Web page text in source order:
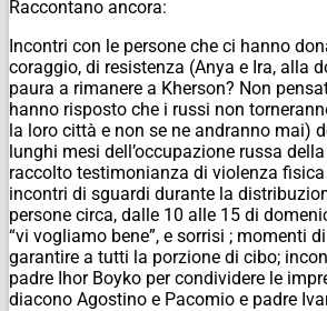
Raccontano ancora:
Incontri con le persone che ci hanno
coraggio, di resistenza (Anya e Ira, alla
paura a rimanere a Kherson? Non
hanno risposto che i russi non
la loro città e non se ne andranno mai)
lunghi mesi dell’occupazione russa
raccolto testimonianza di violenza
incontri di sguardi durante la
persone circa, dalle 10 alle 15 di
“vi vogliamo bene”, e sorrisi ; momenti
garantire a tutti la porzione di cibo;
padre Ihor Boyko per condividere le
diacono Agostino e Pacomio e padre